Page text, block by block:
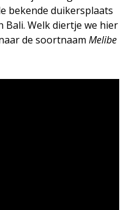
bekende duikersplaats
Bali. Welk diertje we hier
de soortnaam Melibe